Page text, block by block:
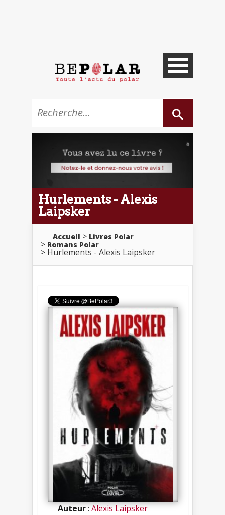
Hurlements - Alexis
Laipsker
Accueil
Livres Polar
Romans Polar
Hurlements - Alexis Laipsker
Auteur:Alexis Laipsker